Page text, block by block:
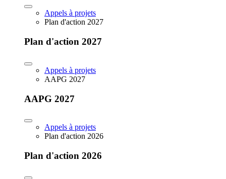
Appels à projets
Plan d'action 2027
Plan d'action 2027
Appels à projets
AAPG 2027
AAPG 2027
Appels à projets
Plan d'action 2026
Plan d'action 2026